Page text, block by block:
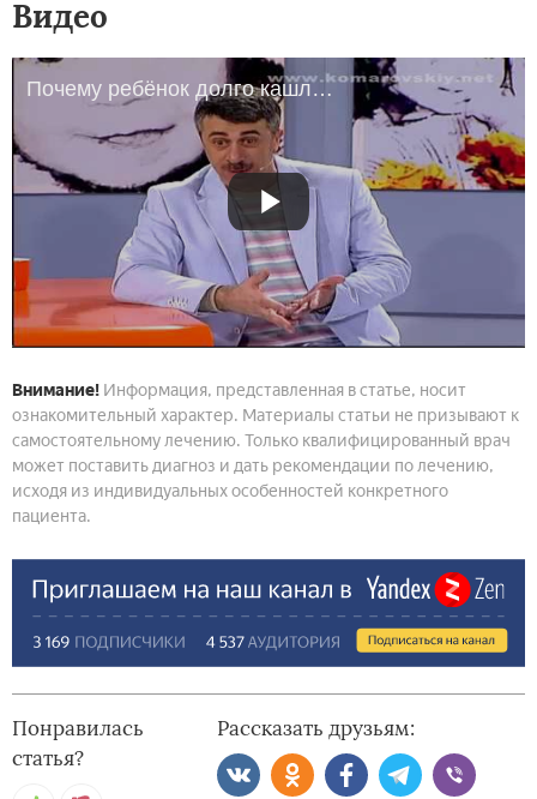
Видео
Почему ребёнок долго кашляет? - Доктор Комаровский
Внимание! Информация, представленная в статье, носит
ознакомительный характер. Материалы статьи не призывают к
самостоятельному лечению. Только квалифицированный врач
может поставить диагноз и дать рекомендации по лечению,
исходя из индивидуальных особенностей конкретного
пациента.
Понравилась
статья?
Рассказать друзьям: